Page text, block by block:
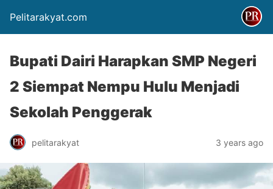
Pelitarakyat.com
Bupati Dairi Harapkan SMP Negeri
2 Siempat Nempu Hulu Menjadi
Sekolah Penggerak
pelitarakyat 3 years ago